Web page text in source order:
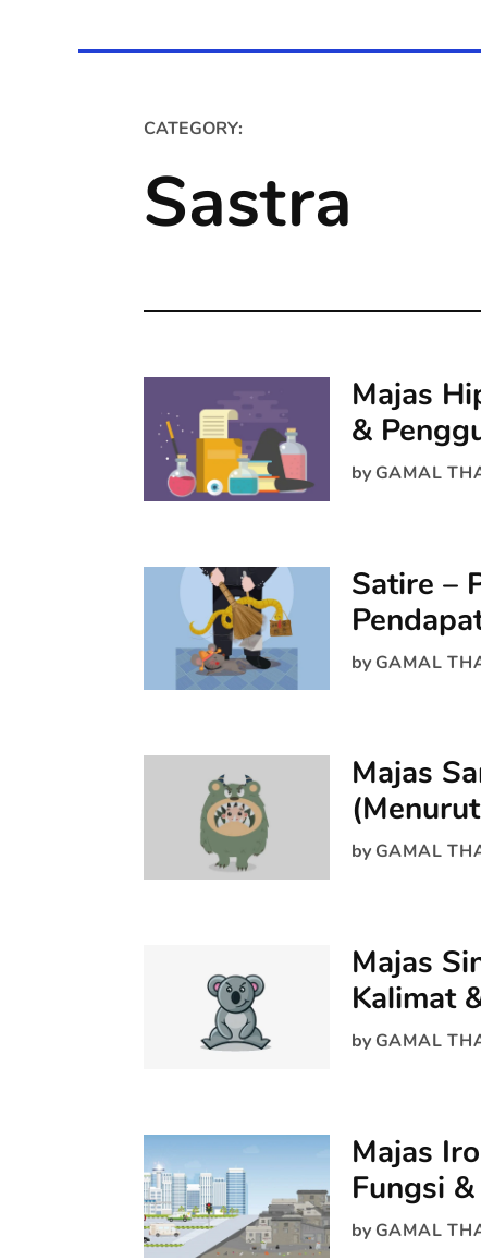
CATEGORY:
Sastra
Majas
&
by GAMAL
Satire –
by GAMAL
Majas
by GAMAL
Majas
Kalimat
by GAMAL
Majas
Fungsi
by GAMAL